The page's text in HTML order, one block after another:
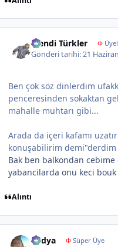
Efendi Türkler Φ
Gönderi tarihi:21
Ben çok söz dinlerdim
penceresinden sokaktan
mahalle muhtarı gibi...
Arada da içeri kafamı
konuşabilirim demi"derdim
Bak ben balkondan
yabancilarda onu keci
Alıntı
Radya ΦSüper Üye